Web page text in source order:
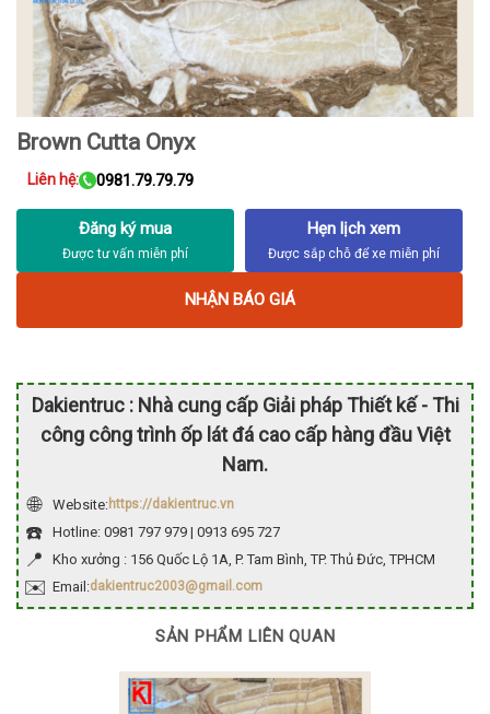
Brown Cutta Onyx
Liên hệ: 0981.79.79.79
Đăng ký mua Hẹn lịch xem
NHẬN BÁO GIÁ
Dakientruc : Nhà cung cấp Giải pháp Thiết kế - Thi
công công trình ốp lát đá cao cấp hàng đầu Việt
Nam.
🌐
Website:https://dakientruc.vn
☎️ Hotline: 0981 797 979 | 0913 695 727
📍 Kho xưởng : 156 Quốc Lộ 1A, P. Tam Bình, TP. Thủ Đức, TPHCM
✉️ Email:dakientruc2003@gmail.com
SẢN PHẨM LIÊN QUAN